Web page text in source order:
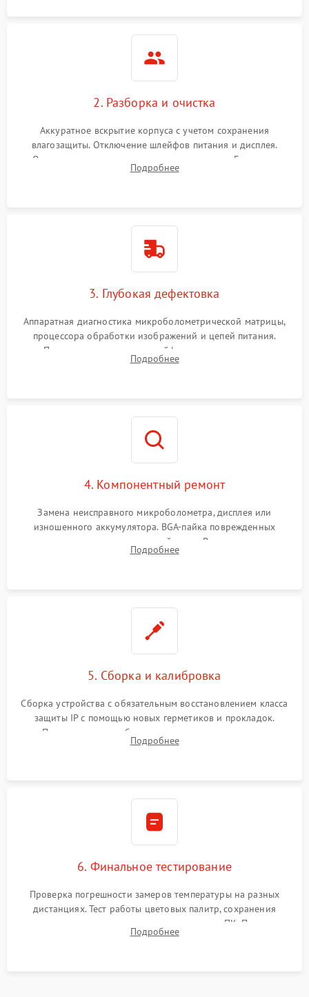
2. Разборка и очистка
Аккуратное вскрытие корпуса с учетом сохранения
влагозащиты. Отключение шлейфов питания и дисплея.
Очистка внутренних плат от окислов и пыли. Бережная
обработка германиевого объектива специализированными
Подробнее
3. Глубокая дефектовка
Аппаратная диагностика микроболометрической матрицы,
процессора обработки изображений и цепей питания.
Проверка целостности шлейфов, модуля памяти и
интерфейсов связи. Выявление сгоревших SMD-компонентов
Подробнее
4. Компонентный ремонт
Замена неисправного микроболометра, дисплея или
изношенного аккумулятора. BGA-пайка поврежденных
контроллеров на материнской плате. Восстановление
разъемов и кнопок, замена поврежденных элементов
Подробнее
5. Сборка и калибровка
Сборка устройства с обязательным восстановлением класса
защиты IP с помощью новых герметиков и прокладок.
Программная калибровка матрицы по эталонному
абсолютно черному телу для точного измерения температур.
Подробнее
6. Финальное тестирование
Проверка погрешности замеров температуры на разных
дистанциях. Тест работы цветовых палитр, сохранения
термограмм в память и передачи данных на ПК. Проверка
автономности работы и итоговый контроль качества.
Подробнее